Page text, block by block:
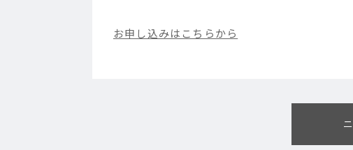
お申し込みはこちらから